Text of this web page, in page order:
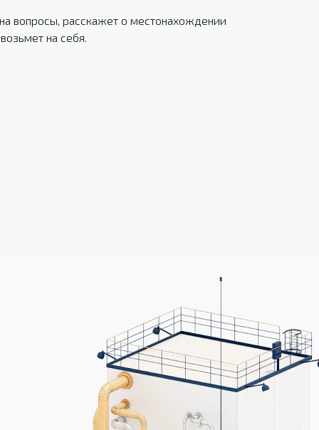
вопросы, расскажет о местонахождении
на себя.